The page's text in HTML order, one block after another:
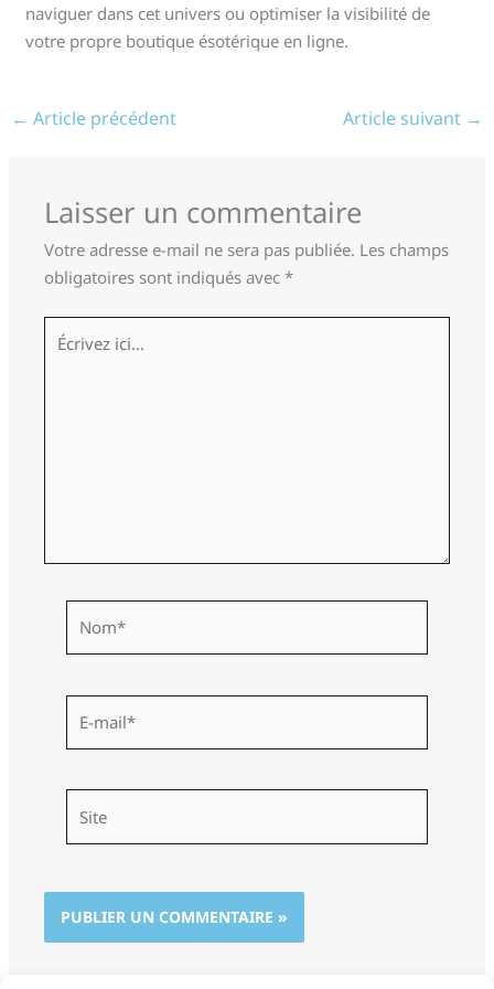
naviguer dans cet univers ou optimiser la visibilité de
votre propre boutique ésotérique en ligne.
← Article précédent Article suivant →
Laisser un commentaire
Votre adresse e-mail ne sera pas publiée. Les champs
obligatoires sont indiqués avec*
Écrivez
ici…
mail*